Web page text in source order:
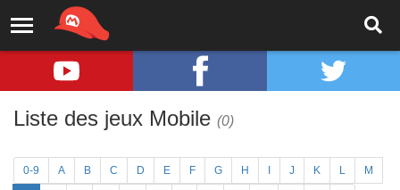
Liste des jeux Mobile (0)
0-9 A B C D E F G H J K L M